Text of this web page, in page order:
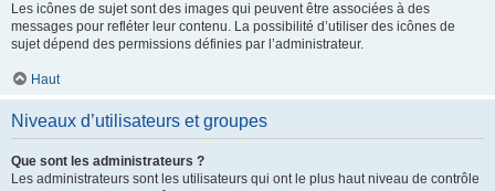
Les icônes de sujet sont des images qui peuvent être associées à des
messages pour refléter leur contenu. La possibilité d’utiliser des icônes de
sujet dépend des permissions définies par l’administrateur.
Haut
Niveaux d’utilisateurs et groupes
Que sont les administrateurs ?
Les administrateurs sont les utilisateurs qui ont le plus haut niveau de contrôle